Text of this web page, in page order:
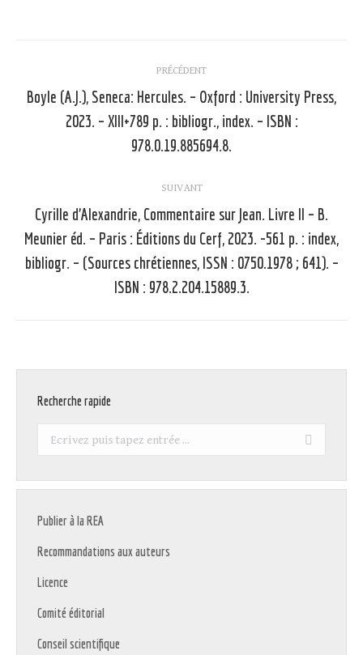
article
PRÉCÉDENT
Article
précédent
Boyle (A.J.), Seneca: Hercules. – Oxford : University Press,
2023. – XIII+789 p. : bibliogr., index. – ISBN :
978.0.19.885694.8.
SUIVANT
Article
suivant
:
Cyrille d’Alexandrie, Commentaire sur Jean. Livre II – B.
Meunier éd. – Paris : Éditions du Cerf, 2023. -561 p. : index,
bibliogr. – (Sources chrétiennes, ISSN : 0750.1978 ; 641). –
ISBN : 978.2.204.15889.3.
Recherche rapide
Recherche
Publier à la REA
Recommandations aux auteurs
Licence
Comité éditorial
Conseil scientifique